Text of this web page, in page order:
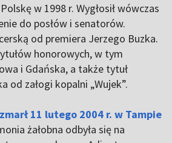
w 1998 r. Wygłosił wówczas
do posłów i senatorów.
od premiera Jerzego Buzka.
honorowych, w tym
i Gdańska, a także tytuł
od załogi kopalni „Wujek”.
11 lutego 2004 r. w Tampie
żałobna odbyła się na